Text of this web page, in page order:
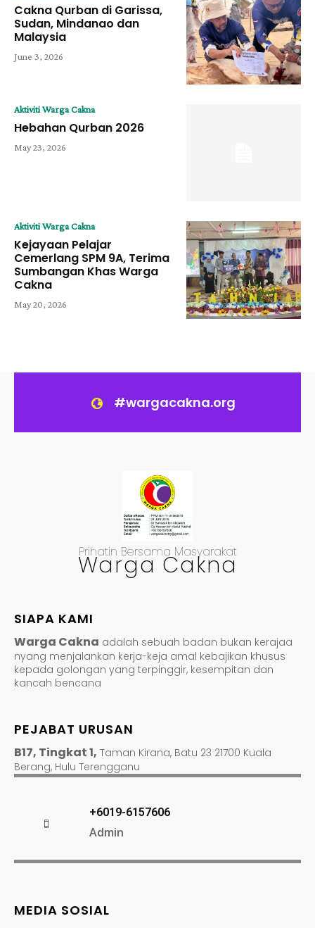
Cakna Qurban di Garissa,
Sudan, Mindanao dan
Malaysia
June 3, 2026
Aktiviti Warga Cakna
Hebahan Qurban 2026
May 23, 2026
Aktiviti Warga Cakna
Kejayaan Pelajar
Cemerlang SPM 9A, Terima
Sumbangan Khas Warga
Cakna
May 20, 2026
#wargacakna.org
Prihatin Bersama Masyarakat
Warga Cakna
SIAPA KAMI
Warga Cakna adalah sebuah badan bukan kerajaa
nyang menjalankan kerja-keja amal kebajikan khusus
kepada golongan yang terpinggir, kesempitan dan
kancah bencana
PEJABAT URUSAN
B17, Tingkat 1, Taman Kirana, Batu 23 21700 Kuala
Berang, Hulu Terengganu
+6019-6157606
Admin
MEDIA SOSIAL